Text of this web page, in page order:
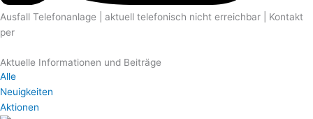
Ausfall Telefonanlage | aktuell telefonisch nicht erreichbar | Kontakt
per
Aktuelle Informationen und Beiträge
Alle
Neuigkeiten
Aktionen